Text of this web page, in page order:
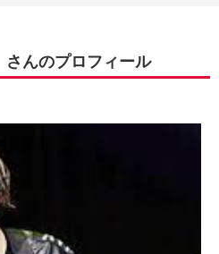
さんのプロフィール